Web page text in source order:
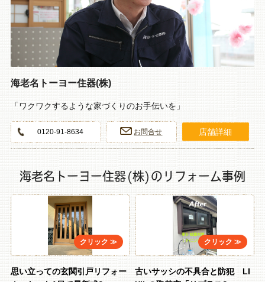
海老名トーヨー住器(株)
「ワクワクするような家づくりのお手伝いを」
0120-91-8634 お問合せ 店舗詳細
海老名トーヨー住器(株)のリフォーム事例
思い立っての玄関引戸リフォー
古いサッシの不具合と防犯 LI